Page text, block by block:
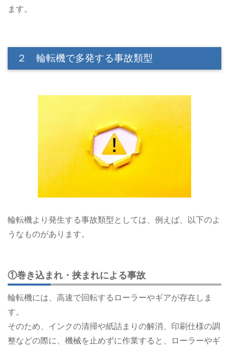
ます。
２ 輪転機で多発する事故類型
輪転機より発生する事故類型としては、例えば、以下のよ
うなものがあります。
①巻き込まれ・挟まれによる事故
輪転機には、高速で回転するローラーやギアが存在しま
す。
そのため、インクの清掃や紙詰まりの解消、印刷仕様の調
整などの際に、機械を止めずに作業すると、ローラーやギ